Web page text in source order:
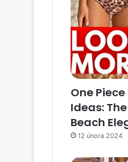
One
Ideas:
Beach
12 února 2024